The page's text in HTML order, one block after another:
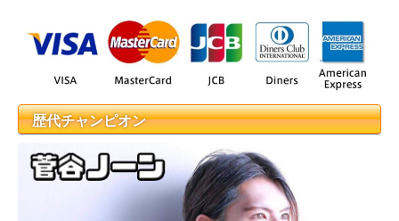
歴代チャンピオン